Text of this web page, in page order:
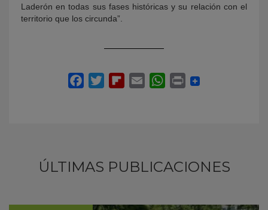
Laderón en todas sus fases históricas y su relación con el
territorio que los circunda”.
ÚLTIMAS PUBLICACIONES